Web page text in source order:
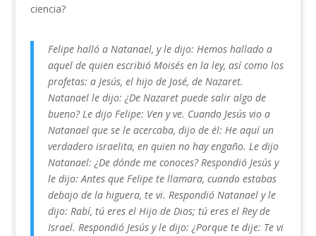
ciencia?
Felipe halló a Natanael, y le dijo: Hemos hallado a
aquel de quien escribió Moisés en la ley, así como los
profetas: a Jesús, el hijo de José, de Nazaret.
Natanael le dijo: ¿De Nazaret puede salir algo de
bueno? Le dijo Felipe: Ven y ve. Cuando Jesús vio a
Natanael que se le acercaba, dijo de él: He aquí un
verdadero israelita, en quien no hay engaño. Le dijo
Natanael: ¿De dónde me conoces? Respondió Jesús y
le dijo: Antes que Felipe te llamara, cuando estabas
debajo de la higuera, te vi. Respondió Natanael y le
dijo: Rabí, tú eres el Hijo de Dios; tú eres el Rey de
Israel. Respondió Jesús y le dijo: ¿Porque te dije: Te vi